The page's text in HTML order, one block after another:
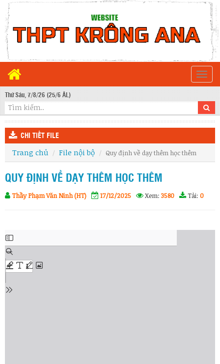
Thứ Sáu, 7/8/26 (25/6 ÂL)
CHI TIẾT FILE
Trang chủ File nội bộ Quy định về dạy thêm học thêm
QUY ĐỊNH VỀ DẠY THÊM HỌC THÊM
Thầy Phạm Văn Ninh (HT) 17/12/2025 Xem: 3580 Tải: 0